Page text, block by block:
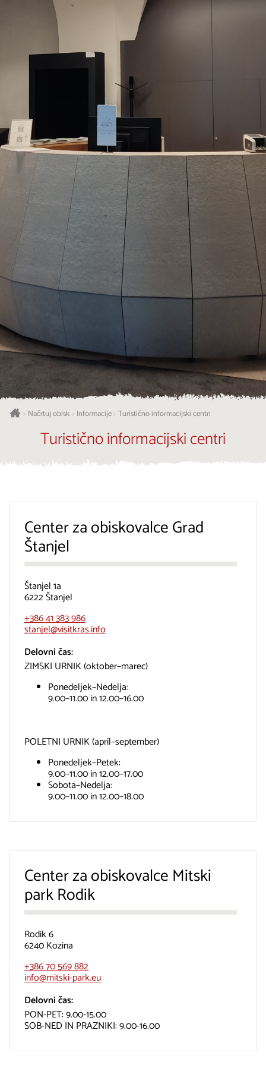
> Načrtuj obisk > Informacije >Turistično informacijski centri
Turistično informacijski centri
Center za obiskovalce Grad
Štanjel
Štanjel 1a
6222 Štanjel
+386 41 383 986
stanjel@visitkras.info
Delovni čas:
ZIMSKI URNIK (oktober–marec)
Ponedeljek–Nedelja:
9.00–11.00 in 12.00–16.00
POLETNI URNIK (april–september)
Ponedeljek–Petek:
9.00–11.00 in 12.00–17.00
Sobota–Nedelja:
9.00–11.00 in 12.00–18.00
Center za obiskovalce Mitski
park Rodik
Rodik 6
6240 Kozina
+386 70 569 882
info@mitski-park.eu
Delovni čas:
PON-PET: 9.00-15.00
SOB-NED IN PRAZNIKI: 9.00-16.00